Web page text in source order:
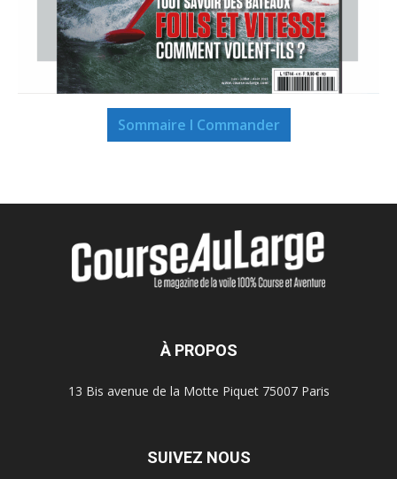
Sommaire I Commander
À PROPOS
13 Bis avenue de la Motte Piquet 75007 Paris
SUIVEZ NOUS